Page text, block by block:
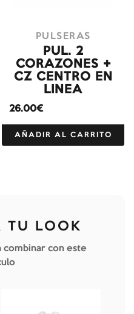
PULSERAS
PUL. 2
CORAZONES +
CZ CENTRO EN
LINEA
26.00€
AÑADIR AL CARRITO
TU LOOK
combinar con este